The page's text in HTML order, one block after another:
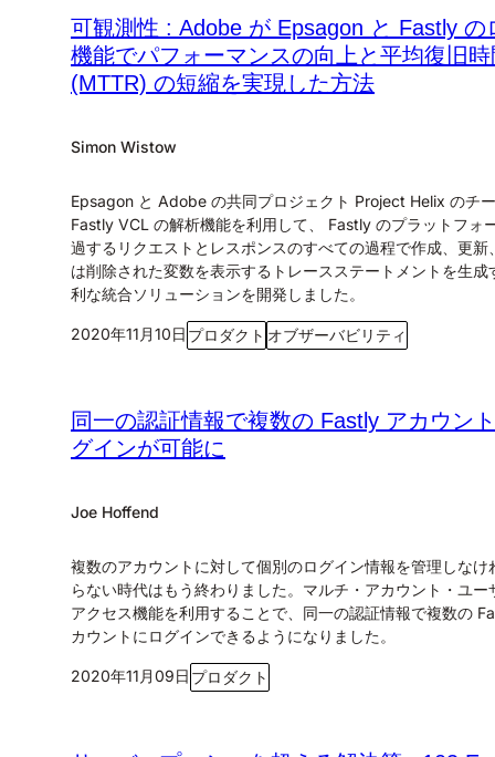
可観測性 : Adobe が Epsagon と Fastly の
機能でパフォーマンスの向上と平均復旧時
(MTTR) の短縮を実現した方法
Simon Wistow
Epsagon と Adobe の共同プロジェクト Project Helix のチ
Fastly VCL の解析機能を利用して、 Fastly のプラットフォ
過するリクエストとレスポンスのすべての過程で作成、更新
は削除された変数を表示するトレースステートメントを生成
利な統合ソリューションを開発しました。
2020年11月10日 プロダクト オブザーバビリティ
同一の認証情報で複数の Fastly アカウン
グインが可能に
Joe Hoffend
複数のアカウントに対して個別のログイン情報を管理しなけ
らない時代はもう終わりました。マルチ・アカウント・ユー
アクセス機能を利用することで、同一の認証情報で複数の
カウントにログインできるようになりました。
2020年11月09日 プロダクト